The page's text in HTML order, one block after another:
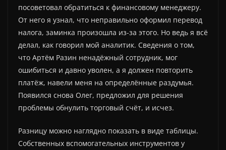
посоветовал обратиться к финансовому менеджеру.
От него я узнал, что неправильно оформил перевод
налога, заминка произошла из-за этого. Но ведь я всё
делал, как говорил мой аналитик. Сведения о том,
что Артём Разин ненадёжный сотрудник, мог
ошибиться и давно уволен, а я должен повторить
платёж, навели меня на определённые раздумья.
Появился снова Олег, предложил для решения
проблемы обнулить торговый счёт, и исчез.
Разницу можно наглядно показать в виде таблицы.
Собственных вспомогательных инструментов у